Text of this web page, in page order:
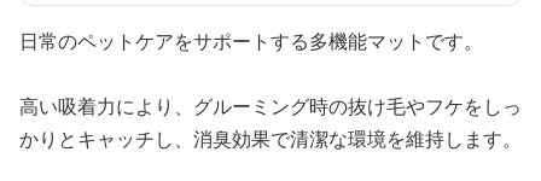
日常のペットケアをサポートする多機能マットです。
高い吸着力により、グルーミング時の抜け毛やフケをしっ
かりとキャッチし、消臭効果で清潔な環境を維持します。